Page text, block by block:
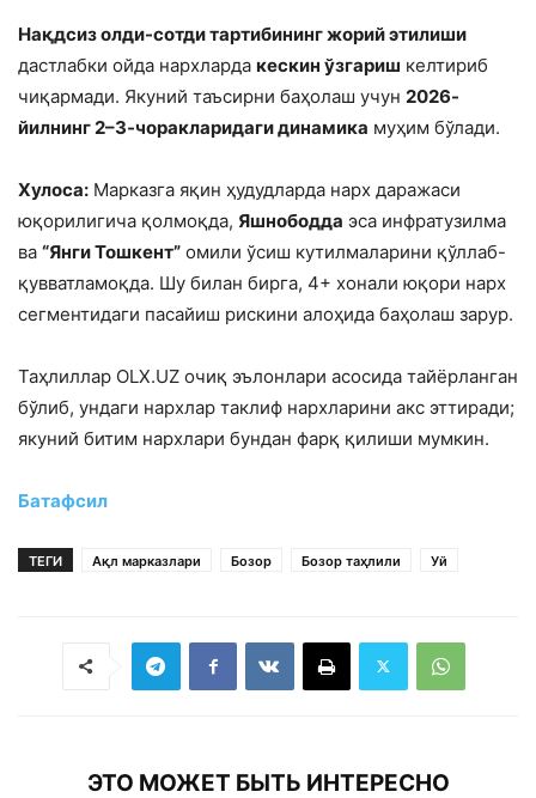
Нақдсиз олди-сотди тартибининг жорий этилиши
дастлабки ойда нархларда кескин ўзгариш келтириб
чиқармади. Якуний таъсирни баҳолаш учун 2026-
йилнинг 2–3-чоракларидаги динамика муҳим бўлади.
Хулоса: Марказга яқин ҳудудларда нарх даражаси
юқорилигича қолмоқда, Яшнободда эса инфратузилма
ва “Янги Тошкент” омили ўсиш кутилмаларини қўллаб-
қувватламоқда. Шу билан бирга, 4+ хонали юқори нарх
сегментидаги пасайиш рискини алоҳида баҳолаш зарур.
Таҳлиллар ОLX.UZ очиқ эълонлари асосида тайёрланган
бўлиб, ундаги нархлар таклиф нархларини акс эттиради;
якуний битим нархлари бундан фарқ қилиши мумкин.
Батафсил
ТЕГИ Ақл марказлари Бозор Бозор таҳлили Уй
ЭТО МОЖЕТ БЫТЬ ИНТЕРЕСНО